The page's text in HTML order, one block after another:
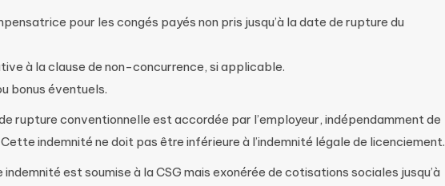
pour les congés payés non pris jusqu’à la date de rupture du
à la clause de non-concurrence, si applicable.
bonus éventuels.
rupture conventionnelle est accordée par l’employeur, indépendamment de
Cette indemnité ne doit pas être inférieure à l’indemnité légale de licenciement.
est soumise à la CSG mais exonérée de cotisations sociales jusqu’à